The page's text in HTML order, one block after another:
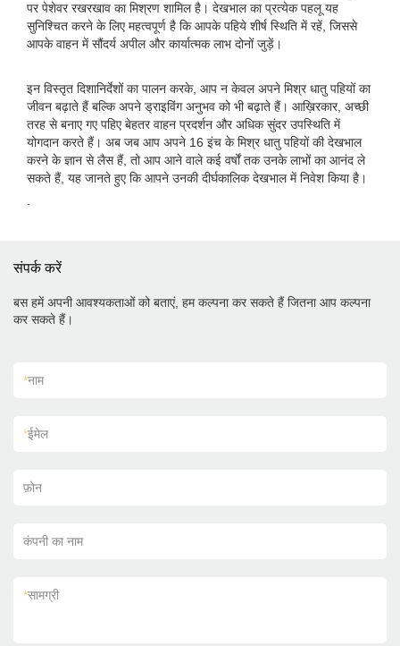
पर पेशेवर रखरखाव का मिश्रण शामिल है। देखभाल का प्रत्येक पहलू यह
सुनिश्चित करने के लिए महत्वपूर्ण है कि आपके पहिये शीर्ष स्थिति में रहें, जिससे
आपके वाहन में सौंदर्य अपील और कार्यात्मक लाभ दोनों जुड़ें।
इन विस्तृत दिशानिर्देशों का पालन करके, आप न केवल अपने मिश्र धातु पहियों का
जीवन बढ़ाते हैं बल्कि अपने ड्राइविंग अनुभव को भी बढ़ाते हैं। आख़िरकार, अच्छी
तरह से बनाए गए पहिए बेहतर वाहन प्रदर्शन और अधिक सुंदर उपस्थिति में
योगदान करते हैं। अब जब आप अपने 16 इंच के मिश्र धातु पहियों की देखभाल
करने के ज्ञान से लैस हैं, तो आप आने वाले कई वर्षों तक उनके लाभों का आनंद ले
सकते हैं, यह जानते हुए कि आपने उनकी दीर्घकालिक देखभाल में निवेश किया है।
संपर्क करें
बस हमें अपनी आवश्यकताओं को बताएं, हम कल्पना कर सकते हैं जितना आप कल्पना
कर सकते हैं।
*नाम
*ईमेल
फ़ोन
कंपनी का नाम
*सामग्री